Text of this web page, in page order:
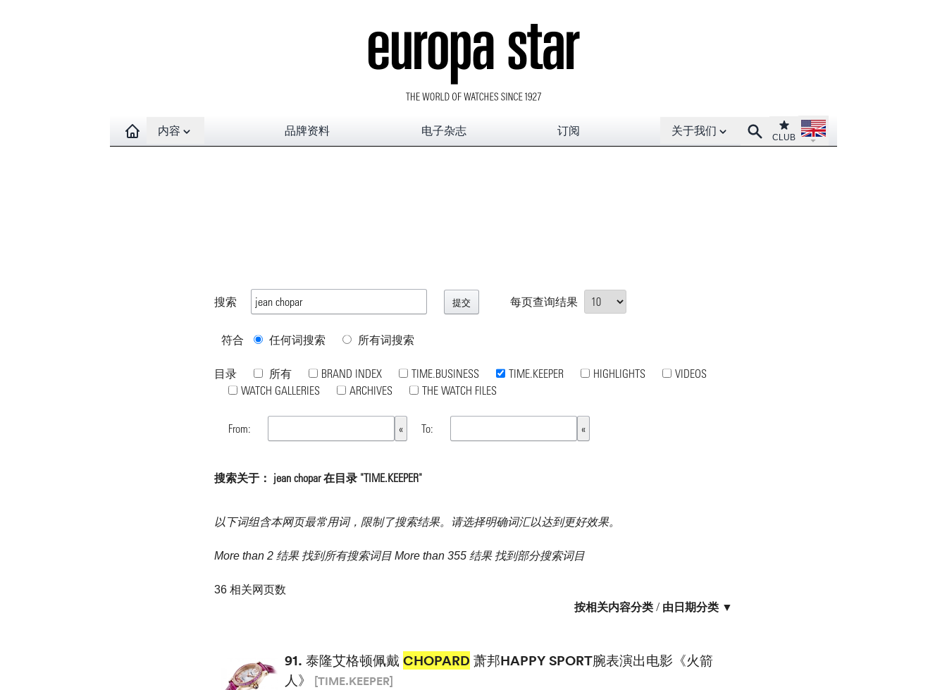
Open contents menu
内容 品牌资料 电子杂志 订阅
Open About menu
关于我们 SearchClub
CLUB
Open language menu
搜索 每页查询结果
符合 任何词搜索 所有词搜索
目录 所有 BRAND INDEX TIME.BUSINESS TIME.KEEPER HIGHLIGHTS
VIDEOS
WATCH GALLERIES
ARCHIVES THE WATCH FILES
From: To:
搜索关于： jean chopar 在目录 "TIME.KEEPER"
以下词组含本网页最常用词，限制了搜索结果。请选择明确词汇以达到更好效果。
More than 2 结果 找到所有搜索词目 More than 355 结果 找到部分搜索词目
36 相关网页数
按相关内容分类 / 由日期分类 ▼
91. 泰隆艾格顿佩戴 CHOPARD 萧邦HAPPY SPORT腕表演出电影《火箭
人》
[TIME.KEEPER]